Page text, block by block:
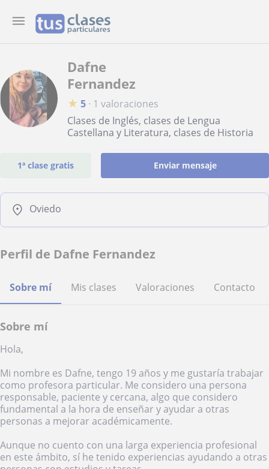
Dafne
Fernandez
★ 5 · 1 valoraciones
Clases de Inglés, clases de Lengua
Castellana y Literatura, clases de Historia
1ª clase gratis Enviar mensaje
Oviedo
Perfil de Dafne Fernandez
Sobre mí Mis clases Valoraciones Contacto
Sobre mí
Hola,
Mi nombre es Dafne, tengo 19 años y me gustaría trabajar
como profesora particular. Me considero una persona
responsable, paciente y cercana, algo que considero
fundamental a la hora de enseñar y ayudar a otras
personas a mejorar académicamente.
Aunque no cuento con una larga experiencia profesional
en este ámbito, sí he tenido experiencias ayudando a otras